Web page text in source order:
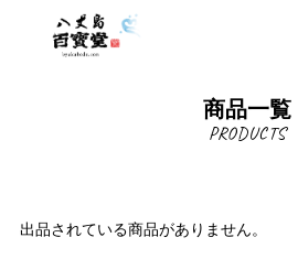
商品一覧
出品されている商品がありません。